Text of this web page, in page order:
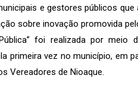
e gestores públicos
sobre inovação promovida
foi realizada por meio
primeira vez no município, em
Vereadores de Nioaque.